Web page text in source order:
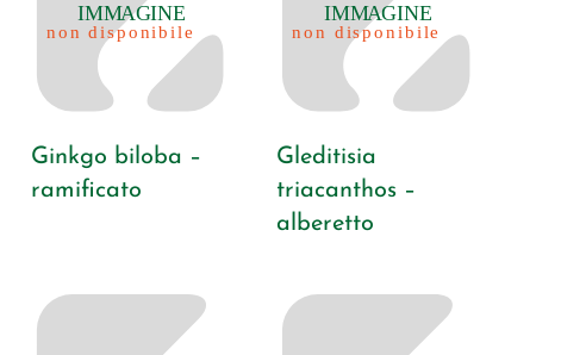
Ginkgo biloba –
ramificato
Gleditisia
triacanthos –
alberetto